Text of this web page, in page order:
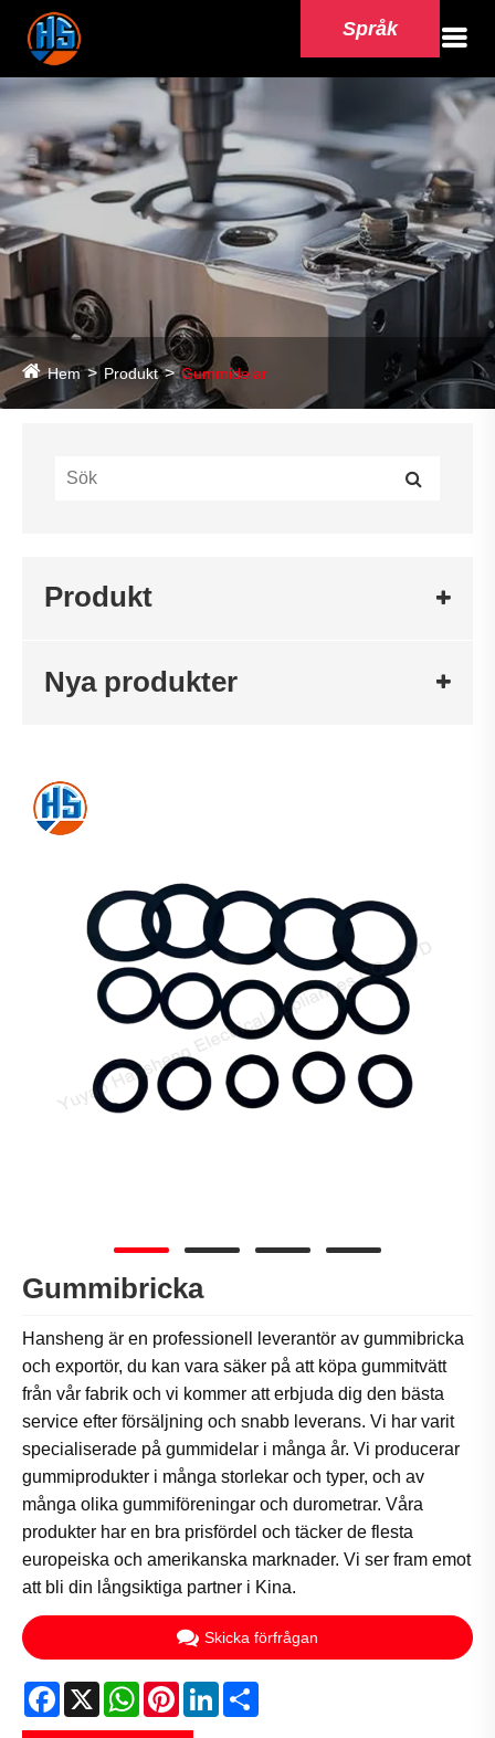
Språk
Hem Produkt Gummidelar
Produkt
Nya produkter
Gummibricka
Hansheng är en professionell leverantör av gummibricka
och exportör, du kan vara säker på att köpa gummitvätt
från vår fabrik och vi kommer att erbjuda dig den bästa
service efter försäljning och snabb leverans. Vi har varit
specialiserade på gummidelar i många år. Vi producerar
gummiprodukter i många storlekar och typer, och av
många olika gummiföreningar och durometrar. Våra
produkter har en bra prisfördel och täcker de flesta
europeiska och amerikanska marknader. Vi ser fram emot
att bli din långsiktiga partner i Kina.
Skicka förfrågan
Facebook
X WhatsApp
PinterestLinkedIn